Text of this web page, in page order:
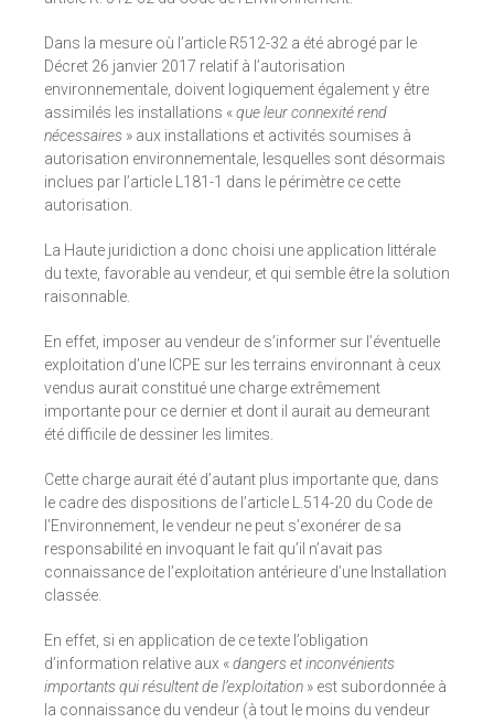
Dans la mesure où l’article R512-32 a été abrogé par le
Décret 26 janvier 2017 relatif à l’autorisation
environnementale, doivent logiquement également y être
assimilés les installations «que leur connexité rend
nécessaires » aux installations et activités soumises à
autorisation environnementale, lesquelles sont désormais
inclues par l’article L181-1 dans le périmètre ce cette
autorisation.
La Haute juridiction a donc choisi une application littérale
du texte, favorable au vendeur, et qui semble être la solution
raisonnable.
En effet, imposer au vendeur de s’informer sur l’éventuelle
exploitation d’une ICPE sur les terrains environnant à ceux
vendus aurait constitué une charge extrêmement
importante pour ce dernier et dont il aurait au demeurant
été difficile de dessiner les limites.
Cette charge aurait été d’autant plus importante que, dans
le cadre des dispositions de l’article L.514-20 du Code de
l’Environnement, le vendeur ne peut s’exonérer de sa
responsabilité en invoquant le fait qu’il n’avait pas
connaissance de l’exploitation antérieure d’une Installation
classée.
En effet, si en application de ce texte l’obligation
d’information relative aux «dangers et inconvénients
importants qui résultent de l’exploitation » est subordonnée à
la connaissance du vendeur (à tout le moins du vendeur